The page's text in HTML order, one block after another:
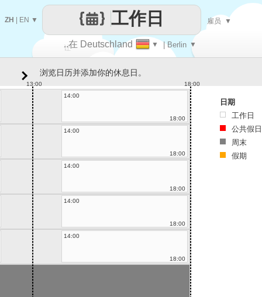
让
每一天
..在 Deutschland ▼ | Berlin ▼
工作日
ZH EN ▼ 雇员 ▼
浏览日历并添加你的休息日。
13:00
18:00
14:00
18:00
14:00
18:00
14:00
18:00
14:00
18:00
14:00
18:00
日期
工作日
公共假日
周末
假期